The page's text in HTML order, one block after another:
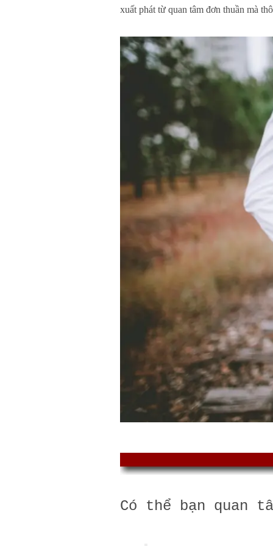
xuất phát từ quan tâm đơn thuần mà
Có thể bạn quan